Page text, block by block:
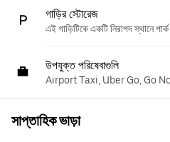
গাড়ির স্টোরেজ
এই গাড়িটিকে একটি নিরাপদ স্থানে
উপযুক্ত পরিষেবাগুলি
Airport Taxi, Uber Go, Go
সাপ্তাহিক ভাড়া